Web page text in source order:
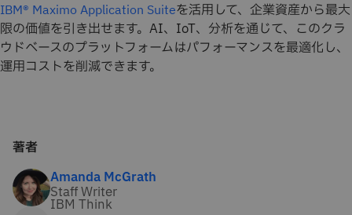
IBM® Maximo Application Suiteを活用して、企業資産から最大
限の価値を引き出せます。AI、IoT、分析を通じて、このクラ
ウドベースのプラットフォームはパフォーマンスを最適化し、
運用コストを削減できます。
著者
Amanda McGrath
Staff Writer
IBM Think